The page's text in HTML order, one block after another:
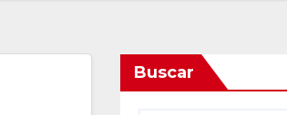
Buscar